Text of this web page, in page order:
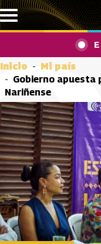
Pasar al contenido
Inicio
Mi país
Gobierno apuesta
Nariñense